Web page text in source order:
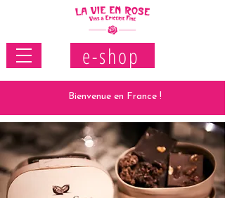
Bienvenue en France !
e-shop